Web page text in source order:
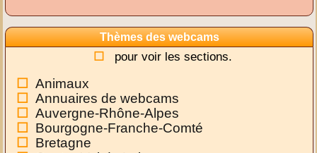
Thèmes des webcams
pour voir les sections.
Animaux
Annuaires de webcams
Auvergne-Rhône-Alpes
Bourgogne-Franche-Comté
Bretagne